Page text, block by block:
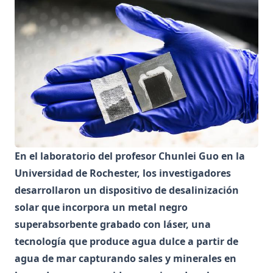
En el laboratorio del profesor Chunlei Guo en la
Universidad de Rochester, los investigadores
desarrollaron un dispositivo de desalinización
solar que incorpora un metal negro
superabsorbente grabado con láser, una
tecnología que produce agua dulce a partir de
agua de mar capturando sales y minerales en